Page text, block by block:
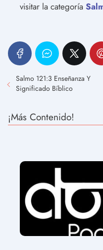
visitar la categoría
Salmo 121:3 Enseñanza Y
Significado Bíblico
¡Más Contenido!